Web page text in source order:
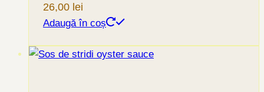
26,00 lei
Adaugă în coș